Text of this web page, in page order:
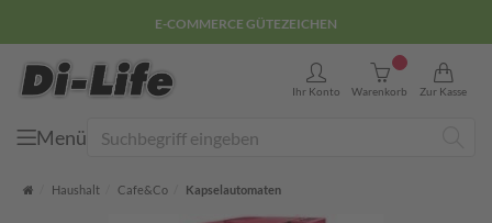
E-COMMERCE GÜTEZEICHEN
Ihr Konto Warenkorb
0
Zur Kasse
Menü
Startseite
Haushalt Cafe&Co Kapselautomaten